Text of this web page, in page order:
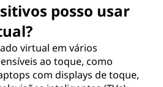
posso usar
virtual em vários
ao toque, como
com displays de toque,